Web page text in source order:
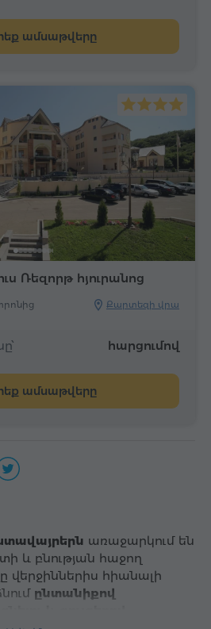
ամսաթվերը
Ռեզորթ հյուրանոց
Քարտեզի վրա
հարցումով
ամսաթվերը
առաջարկում են
և բնության հաջող
վերջիններիս հիանալի
ընտանիքով